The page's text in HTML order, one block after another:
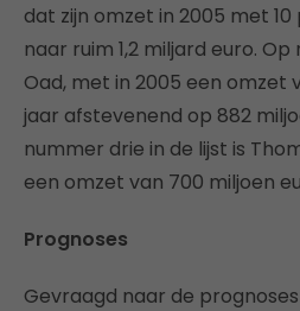
dat zijn omzet in 2005 met
naar ruim 1,2 miljard euro.
Oad, met in 2005 een omzet
jaar afstevenend op 882
nummer drie in de lijst is
een omzet van 700 miljoen
Prognoses
Gevraagd naar de